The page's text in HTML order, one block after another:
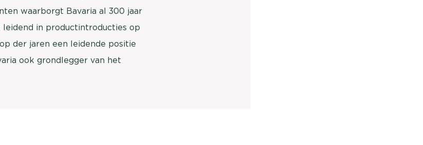
meer >
waarborgt Bavaria al 300 jaar
leidend in productintroducties op
der jaren een leidende positie
ook grondlegger van het